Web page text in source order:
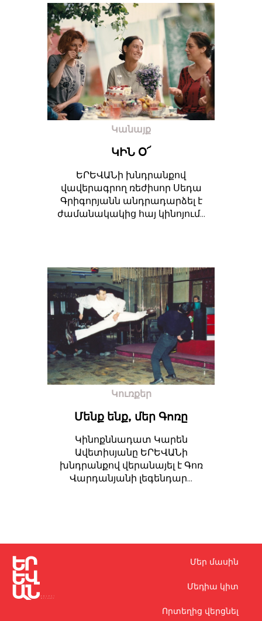
Կանայք
ԿԻՆ Օ՜
ԵՐԵՎԱՆի խնդրանքով
վավերագրող ռեժիսոր Սեդա
Գրիգորյանն անդրադարձել է
ժամանակակից հայ կինոյում...
Կուռքեր
Մենք ենք, մեր Գոռը
Կինոքննադատ Կարեն
Ավետիսյանը ԵՐԵՎԱՆի
խնդրանքով վերանայել է Գոռ
Վարդանյանի լեգենդար...
Մեր մասին
Մեդիա կիտ
Որտեղից վերցնել